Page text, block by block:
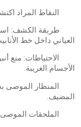
النقاط المراد
طريقة الكشف:
العياني داخل خط
الأجسام الغريبة.
المضيف.
الملحقات الموصى